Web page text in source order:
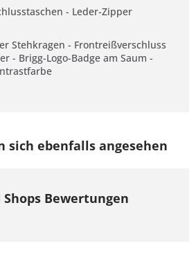
- Leder-Zipper
Stehkragen - Frontreißverschluss
- Brigg-Logo-Badge am Saum -
sich ebenfalls angesehen
Bewertungen